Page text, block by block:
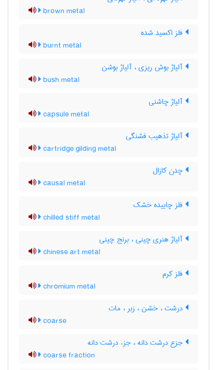
brown metal
فلز اکسید شده
burnt metal
آلیاژ بوش ریزی ، آلیاژ بوشن
bush metal
آلیاژ چاشنی
capsule metal
آلیاژ تذهیب فشنگی
cartridge gilding metal
چدن کازال
causal metal
فلز چاییده خشک
chilled stiff metal
آلیاژ هنری چینی ، برنج چینی
chinese art metal
فلز کرم
chromium metal
درشت ، خشن ، زبر ، مات
coarse
جزع درشت دانه ، جزء درشت دانه
coarse fraction